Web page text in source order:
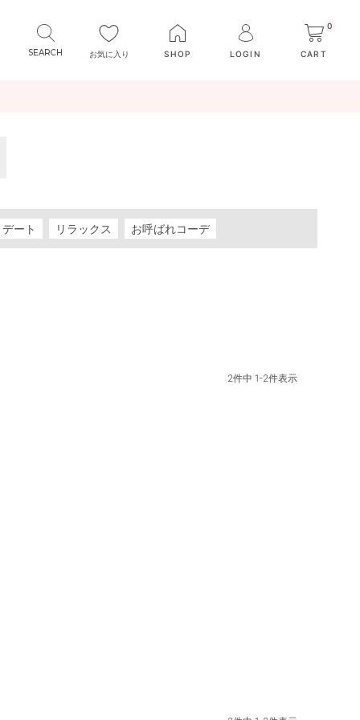
お気に入り SHOP LOGIN
0
CART
デート リラックス お呼ばれコーデ
2件中 1-2件表示